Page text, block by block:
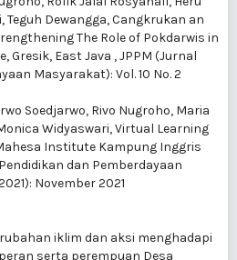
Teguh Dewangga,Cangkrukan an
The Role of Pokdarwis in
Gresik, East Java ,JPPM (Jurnal
Masyarakat): Vol. 10 No. 2
Soedjarwo, Rivo Nugroho, Maria
Widyaswari,Virtual Learning
Institute Kampung Inggris
dan Pemberdayaan
November 2021
iklim dan aksi menghadapi
serta perempuan Desa